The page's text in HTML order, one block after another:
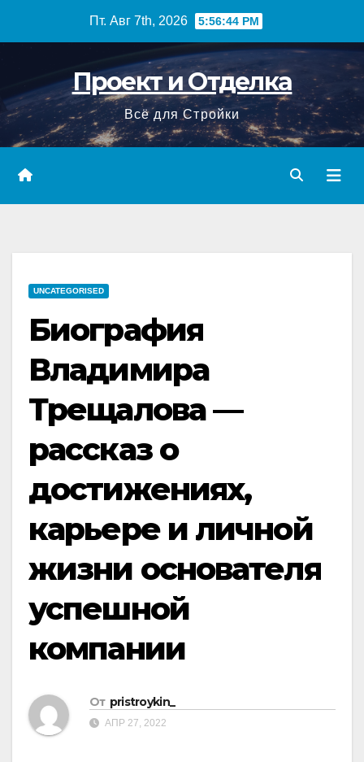
Пт. Авг 7th, 2026 5:56:45 PM
Проект и Отделка
Всё для Стройки
UNCATEGORISED
Биография
Владимира
Трещалова —
рассказ о
достижениях,
карьере и личной
жизни основателя
успешной
компании
От pristroykin_
АПР 27, 2022